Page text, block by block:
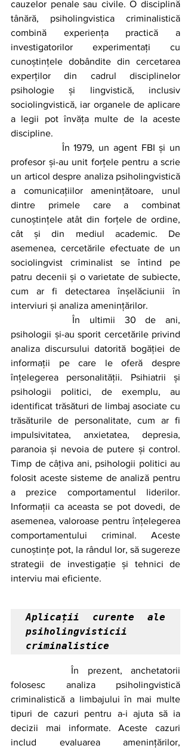
cauzelor penale sau civile. O disciplină
tânără, psiholingvistica criminalistică
combină experiența practică a
investigatorilor experimentați cu
cunoștințele dobândite din cercetarea
experților din cadrul disciplinelor
psihologie și lingvistică, inclusiv
sociolingvistică, iar organele de aplicare
a legii pot învăța multe de la aceste
profesor și-au unit forțele pentru a scrie
un articol despre analiza psiholingvistică
a comunicațiilor amenințătoare, unul
dintre primele care a combinat
cunoștințele atât din forțele de ordine,
cât și din mediul academic. De
asemenea, cercetările efectuate de un
sociolingvist criminalist se întind pe
patru decenii și o varietate de subiecte,
cum ar fi detectarea înșelăciunii în
interviuri și analiza amenințărilor.
		În ultimii 30 de ani,
psihologii și-au sporit cercetările privind
analiza discursului datorită bogăției de
informații pe care le oferă despre
înțelegerea personalității. Psihiatrii și
psihologii politici, de exemplu, au
identificat trăsături de limbaj asociate cu
trăsăturile de personalitate, cum ar fi
impulsivitatea, anxietatea, depresia,
paranoia și nevoia de putere și control.
Timp de câțiva ani, psihologii politici au
folosit aceste sisteme de analiză pentru
a prezice comportamentul liderilor.
Informații ca aceasta se pot dovedi, de
asemenea, valoroase pentru înțelegerea
comportamentului criminal. Aceste
cunoștințe pot, la rândul lor, să sugereze
strategii de investigație și tehnici de
interviu mai eficiente.
Aplicații curente ale
psiholingvisticii
criminalistice
folosesc analiza psiholingvistică
criminalistică a limbajului în mai multe
tipuri de cazuri pentru a-i ajuta să ia
decizii mai informate. Aceste cazuri
includ evaluarea amenințărilor,